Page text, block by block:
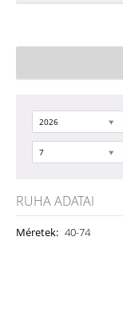
2026
7
RUHA ADATAI
Méretek: 40-74